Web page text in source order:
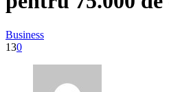
Business
130